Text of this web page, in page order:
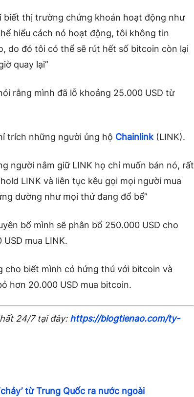
biết thị trường chứng khoán hoạt động như
hiểu cách nó hoạt động, tôi không tin
do đó tôi có thể sẽ rút hết số bitcoin còn lại
quay lại”
rằng mình đã lỗ khoảng 25.000 USD từ
trích những người ủng hộ Chainlink(LINK).
người nắm giữ LINK họ chỉ muốn bán nó, rất
LINK và liên tục kêu gọi mọi người mua
dường như mọi thứ đang đổ bể”
bố mình sẽ phân bổ 250.000 USD cho
mua LINK.
biết mình có hứng thú với bitcoin và
hơn 20.000 USD mua bitcoin.
24/7 tại đây: https://blogtienao.com/ty-
từ Trung Quốc ra nước ngoài